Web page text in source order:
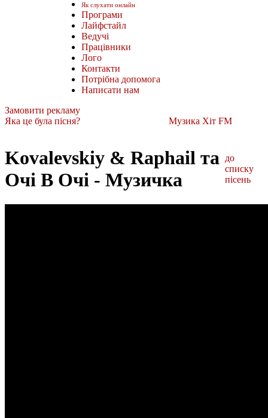
Як слухати онлайн
Програми
Лайфстайл
Ведучі
Працівники
Лого
Контакти
Потрібна допомога
Написати нам
Замовити рекламу
Яка це була пісня?
Музика Хіт FM
Kovalevskiy & Raphail та
Очі В Очі - Музичка
до
списку
пісень